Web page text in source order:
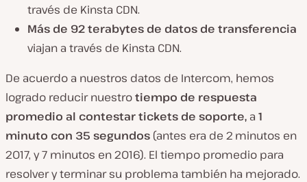
través de Kinsta CDN.
Más de 92 terabytes de datos de transferencia
viajan a través de Kinsta CDN.
De acuerdo a nuestros datos de Intercom, hemos
logrado reducir nuestrotiempo de respuesta
promedio al contestar tickets de soporte, a 1
minuto con 35 segundos (antes era de 2 minutos en
2017, y 7 minutos en 2016). El tiempo promedio para
resolver y terminar su problema también ha mejorado.